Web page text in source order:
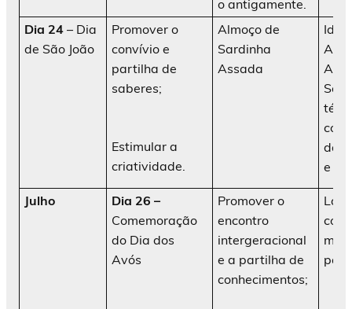
o antigamente.
Dia 24 – Dia
de São João
Promover o
convívio e
partilha de
saberes;
Estimular a
criatividade.
Almoço de
Sardinha
Assada
da
e
Julho
Dia 26 –
Comemoração
do Dia dos
Avós
Promover o
encontro
intergeracional
e a partilha de
conhecimentos;